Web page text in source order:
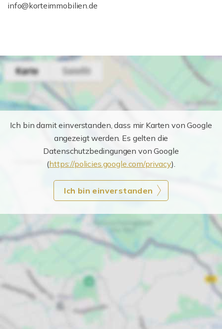
info@korteimmobilien.de
Ich bin damit einverstanden, dass mir Karten von Google
angezeigt werden. Es gelten die
Datenschutzbedingungen von Google
(https://policies.google.com/privacy).
Ich bin einverstanden